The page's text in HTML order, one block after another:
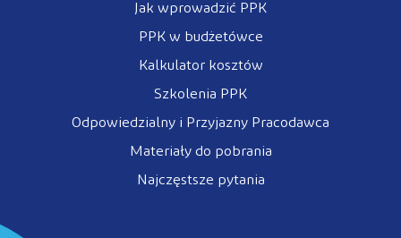
Jak wprowadzić PPK
PPK w budżetówce
Kalkulator kosztów
Szkolenia PPK
Odpowiedzialny i Przyjazny Pracodawca
Materiały do pobrania
Najczęstsze pytania